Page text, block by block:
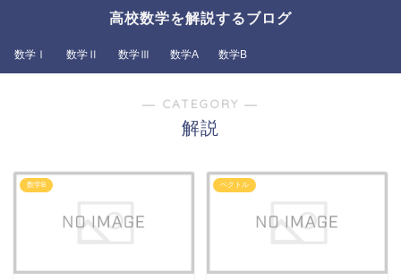
高校数学を解説するブログ
数学Ⅰ 数学Ⅱ 数学Ⅲ 数学A 数学B
― CATEGORY ―
解説
数学B ベクトル